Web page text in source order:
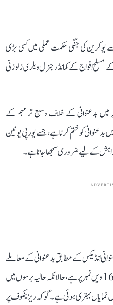
یوکرین کی جنگی حکمت عملی میں کسی بڑی
مسلح افواج کے کمانڈر جنرل ویلری زلوزنی
میں بدعنوانی کے خلاف وسیع تر مہم کے
کو ختم کرنا ہے، جسے یورپی یونین
کے لیے ضروری سمجھا جاتا ہے۔
انڈیکس کے مطابق بدعنوانی کے معاملے
میں یوکرین 180ملکوں کی فہرست میں 160 ویں نمبر پر ہے، حالانکہ حالیہ برسوں میں
بہتری ہوئی ہے۔ گوکہ ریزینکوف پر